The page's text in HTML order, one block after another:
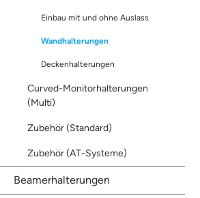
Einbau mit und ohne Auslass
Wandhalterungen
Deckenhalterungen
Curved-Monitorhalterungen
(Multi)
Zubehör (Standard)
Zubehör (AT-Systeme)
Beamerhalterungen